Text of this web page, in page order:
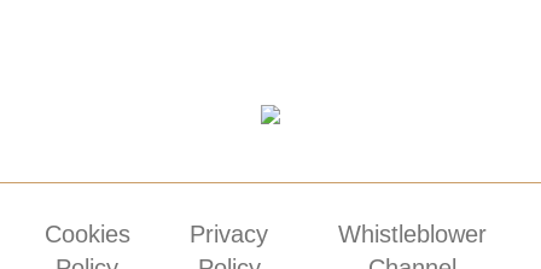
Cookies
Policy
Privacy
Policy
Whistleblower
Channel